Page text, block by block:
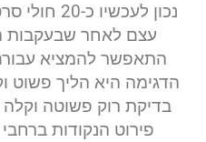
נכון
עצם לאחר שבעקבות
התאפשר להמציא
הדגימה היא הליך פשוט
בדיקת רוק פשוטה
פירוט הנקודות